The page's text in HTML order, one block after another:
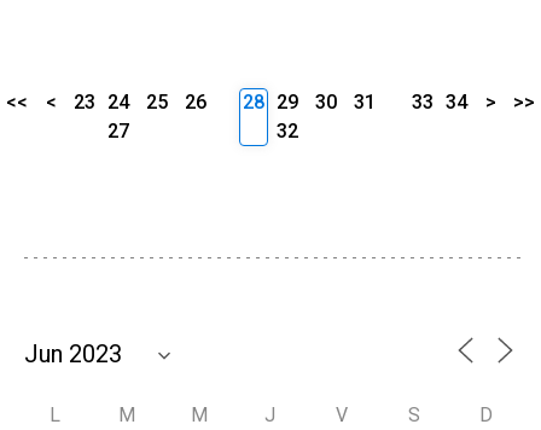
<< < 23 24 25
26
27
28 29 30
31
32
33 34 > >>
L M M J V S D